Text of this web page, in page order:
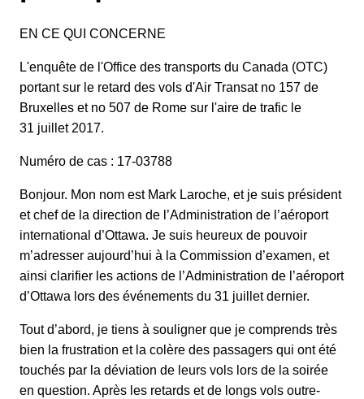
EN CE QUI CONCERNE
L'enquête de l'Office des transports du Canada (OTC)
portant sur le retard des vols d'Air Transat no 157 de
Bruxelles et no 507 de Rome sur l'aire de trafic le
31 juillet 2017.
Numéro de cas : 17-03788
Bonjour. Mon nom est Mark Laroche, et je suis président
et chef de la direction de l’Administration de l’aéroport
international d’Ottawa. Je suis heureux de pouvoir
m’adresser aujourd’hui à la Commission d’examen, et
ainsi clarifier les actions de l’Administration de l’aéroport
d’Ottawa lors des événements du 31 juillet dernier.
Tout d’abord, je tiens à souligner que je comprends très
bien la frustration et la colère des passagers qui ont été
touchés par la déviation de leurs vols lors de la soirée
en question. Après les retards et de longs vols outre-